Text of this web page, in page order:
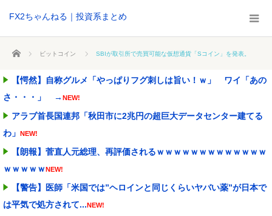
FX2ちゃんねる｜投資系まとめ
ホーム ビットコイン SBIが取引所で売買可能な仮想通貨「Sコイン」を発表。
【愕然】自称グルメ「やっぱりフグ刺しは旨い！ｗ」 ワイ「あの
さ・・・」 → NEW!
アラブ首長国連邦「秋田市に2兆円の超巨大データセンター建てる
わ」 NEW!
【朗報】菅直人元総理、再評価されるｗｗｗｗｗｗｗｗｗｗｗｗｗ
ｗｗｗｗｗNEW!
【警告】医師「米国では”ヘロインと同じくらいヤバい薬”が日本で
は平気で処方されて...NEW!